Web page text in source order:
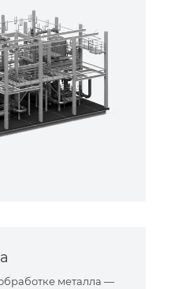
металла —